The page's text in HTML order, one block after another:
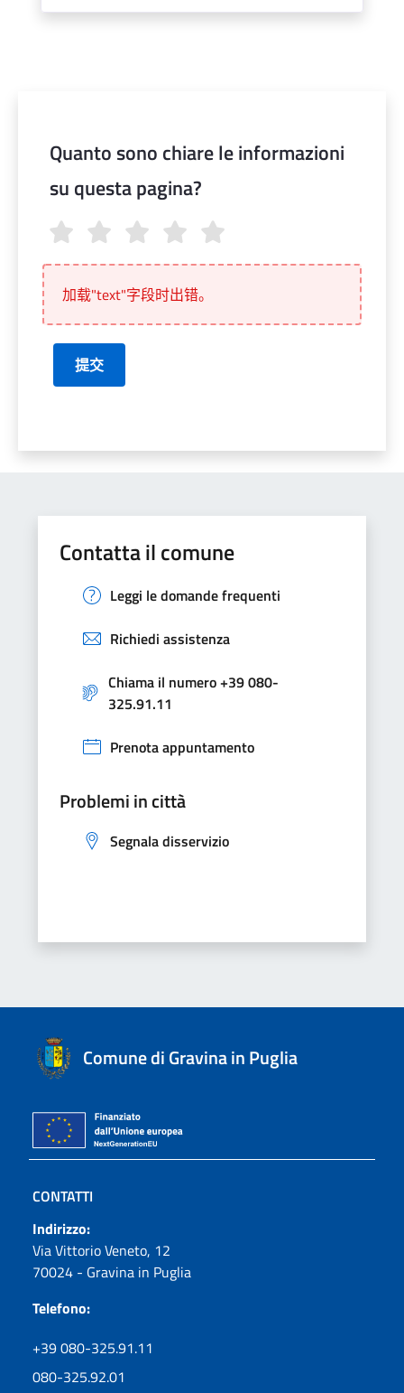
Quanto sono chiare le informazioni
su questa pagina?
Quanto sono chiare le informazioni su questa pagina?
加载"text"字段时出错。
提交
Contatta il comune
Leggi le domande frequenti
Richiedi assistenza
Chiama il numero +39 080-
325.91.11
Prenota appuntamento
Problemi in città
Segnala disservizio
Comune di Gravina in Puglia
CONTATTI
Indirizzo:
Via Vittorio Veneto, 12
70024 - Gravina in Puglia
Telefono:
+39 080-325.91.11
080-325.92.01